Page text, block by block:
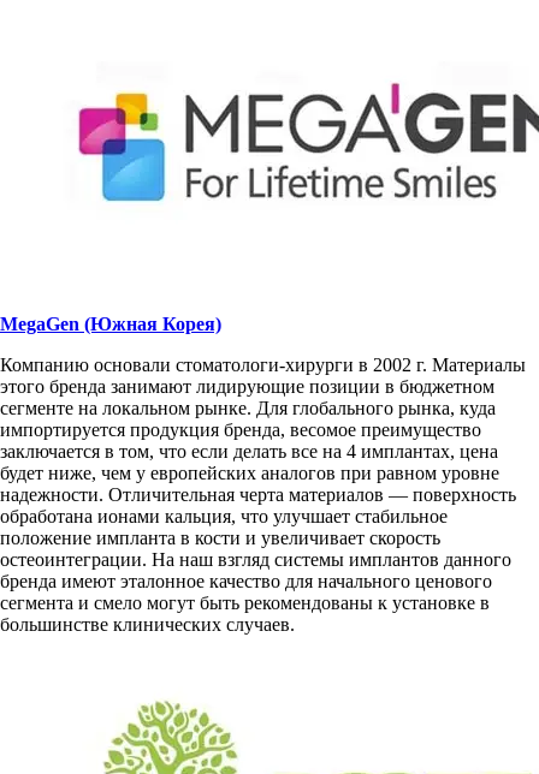
MegaGen (Южная Корея)
Компанию основали стоматологи-хирурги в 2002 г. Материалы
этого бренда занимают лидирующие позиции в бюджетном
сегменте на локальном рынке. Для глобального рынка, куда
импортируется продукция бренда, весомое преимущество
заключается в том, что если делать все на 4 имплантах, цена
будет ниже, чем у европейских аналогов при равном уровне
надежности. Отличительная черта материалов — поверхность
обработана ионами кальция, что улучшает стабильное
положение импланта в кости и увеличивает скорость
остеоинтеграции. На наш взгляд системы имплантов данного
бренда имеют эталонное качество для начального ценового
сегмента и смело могут быть рекомендованы к установке в
большинстве клинических случаев.